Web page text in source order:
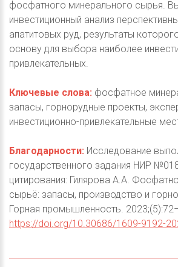
фосфатного минерального сырья.
инвестиционный анализ
апатитовых руд, результаты
основу для выбора наиболее
привлекательных.
Ключевые слова: фосфатное
запасы, горнорудные проекты,
инвестиционно-привлекательные
Благодарности: Исследование
государственного задания НИР
цитирования: Гилярова А.А.
сырьё: запасы, производство и
Горная промышленность.
https://doi.org/10.30686/1609-9192-